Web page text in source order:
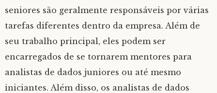
seniores são geralmente responsáveis ​​por várias
tarefas diferentes dentro da empresa. Além de
seu trabalho principal, eles podem ser
encarregados de se tornarem mentores para
analistas de dados juniores ou até mesmo
iniciantes. Além disso, os analistas de dados